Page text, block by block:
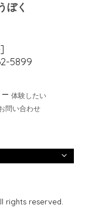
ぼく
]
5899
体験したい
問い合わせ
rights reserved.